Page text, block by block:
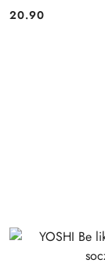
Cena:
20.90